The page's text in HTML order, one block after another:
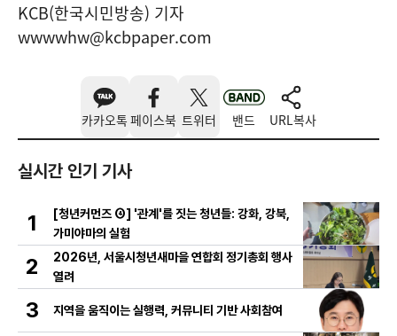
KCB(한국시민방송) 기자
wwwwhw@kcbpaper.com
카카오톡 페이스북 트위터 밴드 URL복사
실시간 인기 기사
1
[청년커먼즈 ④] '관계'를 짓는 청년들: 강화, 강북,
가미야마의 실험
2
2026년, 서울시청년새마을 연합회 정기총회 행사
열려
3 지역을 움직이는 실행력, 커뮤니티 기반 사회참여